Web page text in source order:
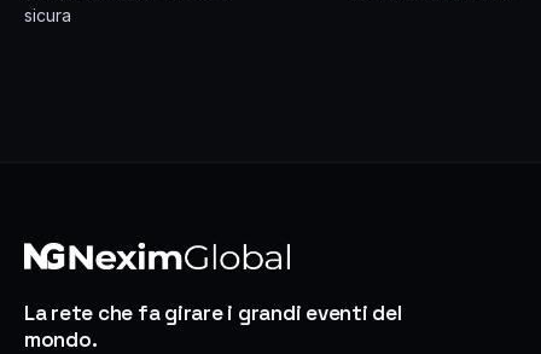
sicura
La rete che fa girare i grandi eventi del
mondo.